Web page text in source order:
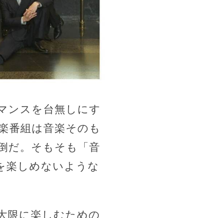
ンスを台無しにす
番組は音楽そのも
だ。そもそも「音
楽しめないような
限に楽しむための